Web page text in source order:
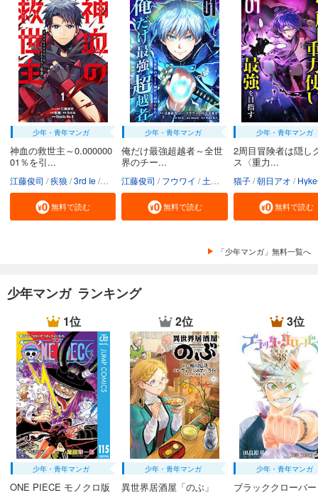
少年・青年マンガ
神血の救世主～0.000000
01％を引...
江藤俊司 疾狼 3rd Ie Studio No.9
無料で読む
少年・青年マンガ
俺だけ最強超越者～全世
界のチー...
江藤俊司 フウワイ 土田健太 3rd Ie maruco
無料で読む
少年・青年マンガ
2周目冒険者は隠し
ス〈重力...
猫子 朝日アオ
無料で読む
「少年マンガ」無料一覧へ
少年マンガ ランキング
1位
少年・青年マンガ
ONE PIECE モノクロ版
2位
少年・青年マンガ
異世界居酒屋「のぶ」
3位
少年・青年マンガ
ブラッククローバー